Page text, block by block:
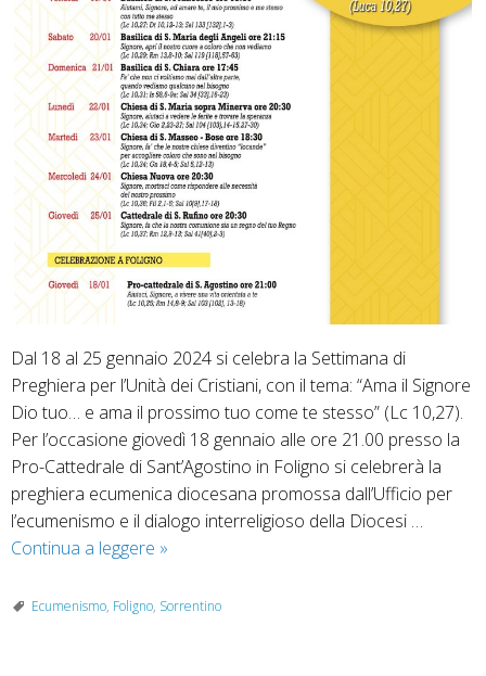
Dal 18 al 25 gennaio 2024 si celebra la Settimana di
Preghiera per l’Unità dei Cristiani, con il tema: “Ama il Signore
Dio tuo… e ama il prossimo tuo come te stesso” (Lc 10,27).
Per l’occasione giovedì 18 gennaio alle ore 21.00 presso la
Pro-Cattedrale di Sant’Agostino in Foligno si celebrerà la
preghiera ecumenica diocesana promossa dall’Ufficio per
l’ecumenismo e il dialogo interreligioso della Diocesi …
Continua a leggere Preghiera
diocesana
»
Ecumenismo, Foligno, Sorrentino